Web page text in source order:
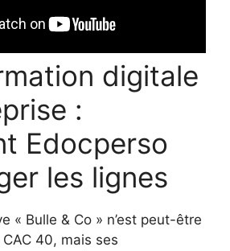
digitale
:
Edocperso
les lignes
« Bulle & Co » n’est peut-être
40, mais ses